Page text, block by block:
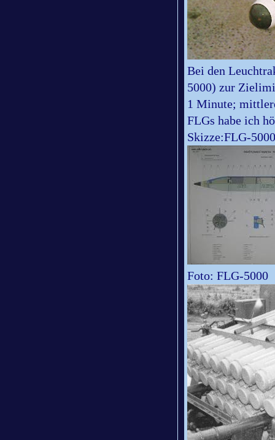
Bei den
5000) zur
1 Minute;
FLGs habe ich
Skizze:FLG-5000
Foto: FLG-5000